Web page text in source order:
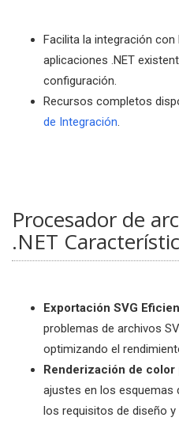
Facilita la integración
aplicaciones .NET
configuración.
Recursos completos
de Integración.
Procesador de
.NET
Exportación SVG
problemas de archivos
optimizando el
Renderización de color
ajustes en los esquemas
los requisitos de diseño y